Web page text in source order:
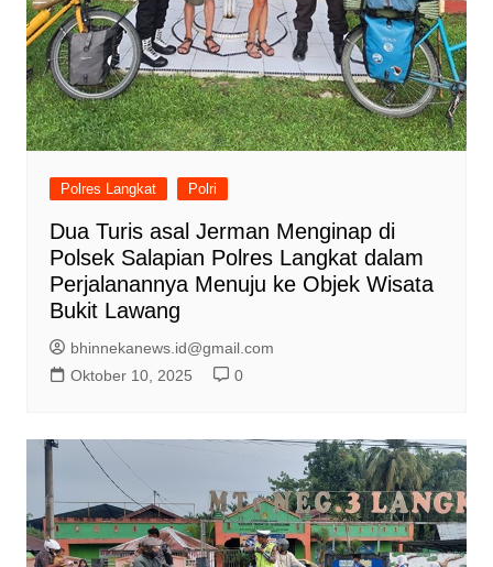
Polres Langkat Polri
Dua Turis asal Jerman Menginap di
Polsek Salapian Polres Langkat dalam
Perjalanannya Menuju ke Objek Wisata
Bukit Lawang
bhinnekanews.id@gmail.com
Oktober 10, 2025
0